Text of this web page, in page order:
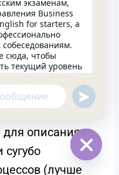
о влиянии
изменении
браку,
для описания
(лучше
экзаменам,
Business
for starters, а
собеседованиям.
сюда, чтобы
текущий уровень
и составить
план
главная цель
языка на